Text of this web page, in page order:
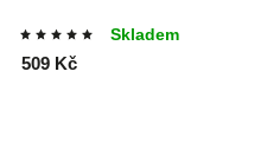
Skladem
509 Kč